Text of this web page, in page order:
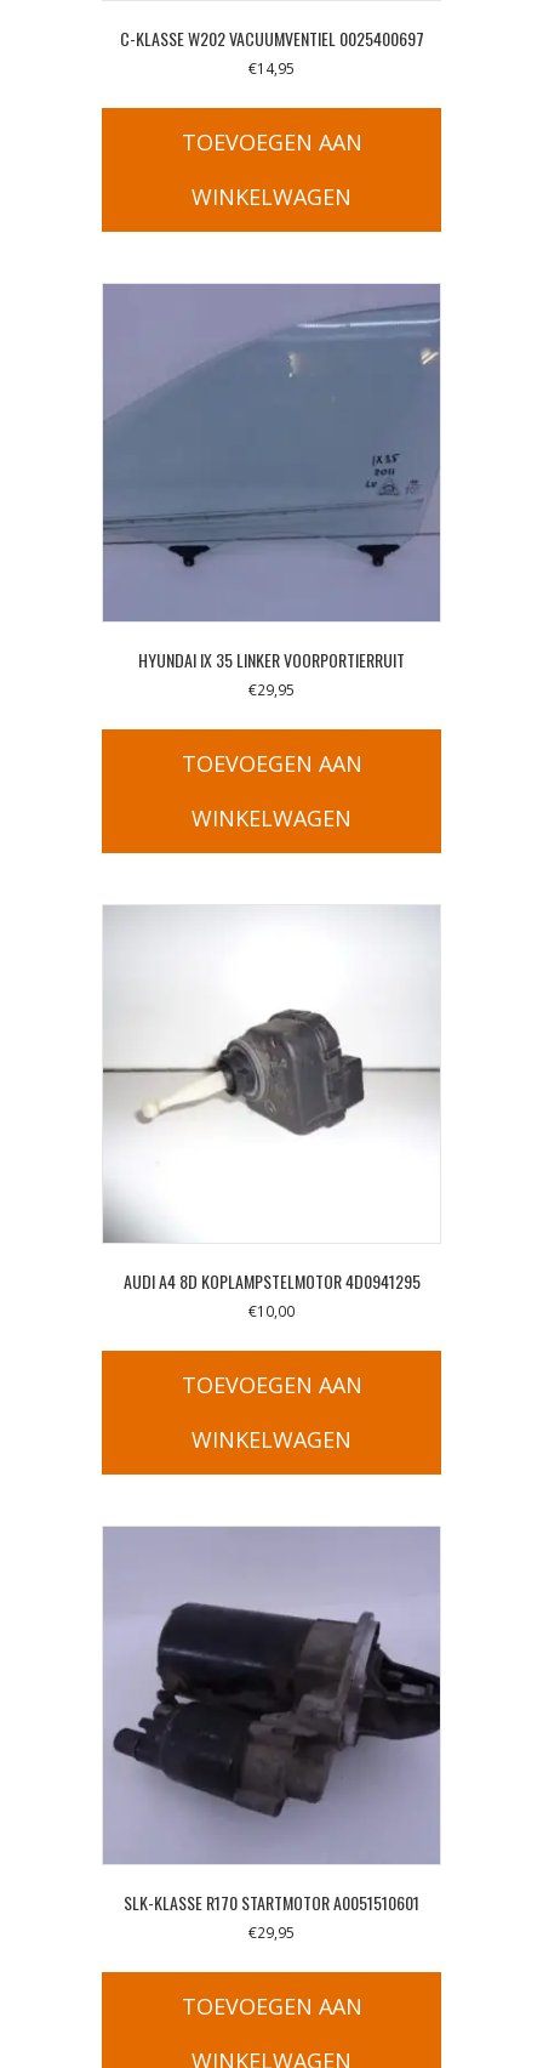
C-KLASSE W202 VACUUMVENTIEL 0025400697
€14,95
TOEVOEGEN AAN
WINKELWAGEN
HYUNDAI IX 35 LINKER VOORPORTIERRUIT
€29,95
TOEVOEGEN AAN
WINKELWAGEN
AUDI A4 8D KOPLAMPSTELMOTOR 4D0941295
€10,00
TOEVOEGEN AAN
WINKELWAGEN
SLK-KLASSE R170 STARTMOTOR A0051510601
€29,95
TOEVOEGEN AAN
WINKELWAGEN